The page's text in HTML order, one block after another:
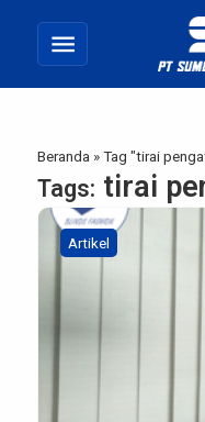
menu
Beranda »Tag "tirai
Tags: tirai
Artikel